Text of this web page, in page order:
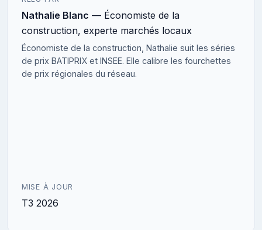
Nathalie Blanc — Économiste de la
construction, experte marchés locaux
Économiste de la construction, Nathalie suit les séries
de prix BATIPRIX et INSEE. Elle calibre les fourchettes
de prix régionales du réseau.
MISE À JOUR
T3 2026